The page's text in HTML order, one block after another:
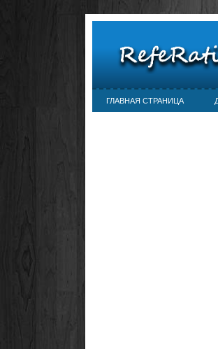
ГЛАВНАЯ СТРАНИЦА